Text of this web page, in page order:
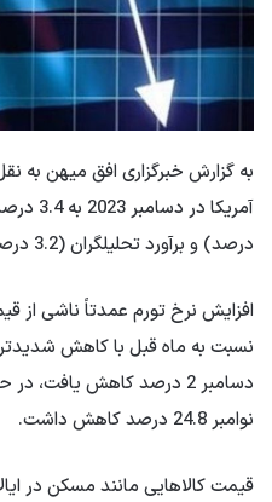
به گزارش خبرگزاری افق میهن به
درصد) و برآورد تحلیلگران (3.2 درصد) است.
نسبت به ماه قبل با کاهش
دسامبر 2 درصد کاهش
نوامبر 24.8 درصد کاهش داشت.